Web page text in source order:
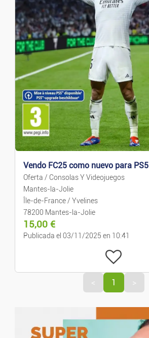
Libros/Revistas
Juegos Y Juguetes
Salud/Esparcimiento
Deportes
Mascotas
Coleccionismo
Hogar
Muebles
Decoración
Bricolaje Y Jardinería
Vendo FC25 como nuevo para PS5
Oferta / Consolas Y Videojuegos
Mantes-la-Jolie
Île-de-France / Yvelines
78200 Mantes-la-Jolie
15,00 €
Publicada el 03/11/2025 en 10:41
< 1 >